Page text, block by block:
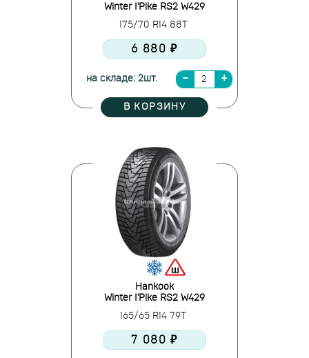
Winter I'Pike RS2 W429
175/70 R14 88T
6 880 ₽
на складе: 2шт.
В КОРЗИНУ
Hankook
Winter I'Pike RS2 W429
165/65 R14 79T
7 080 ₽